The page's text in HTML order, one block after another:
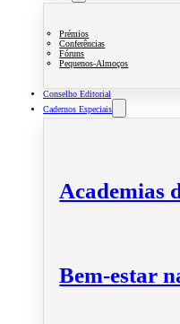
Prémios
Conferências
Fóruns
Pequenos-Almoços
Conselho Editorial
Cadernos Especiais
Academias
Bem-estar